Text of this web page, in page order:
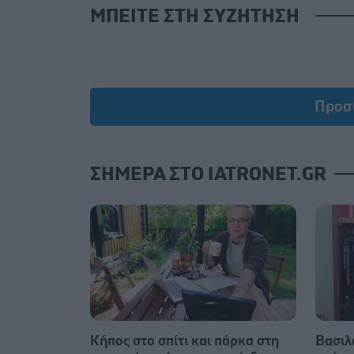
ΜΠΕΙΤΕ ΣΤΗ ΣΥΖΗΤΗΣΗ
ΣΗΜΕΡΑ ΣΤΟ IATRONET.GR
Κήπος στο σπίτι και πάρκα στη